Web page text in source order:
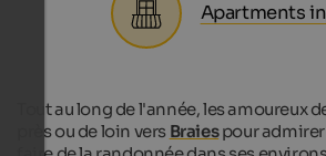
Apartments
Tout au long de l'année, les amoureux
près ou de loin vers Braiespour